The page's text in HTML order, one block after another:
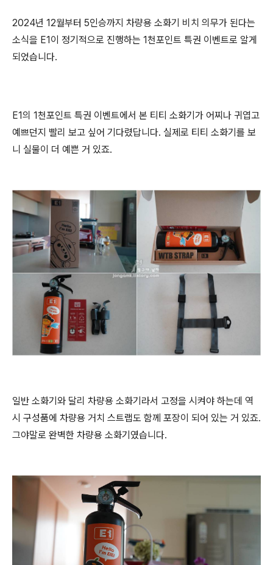
2024년 12월부터 5인승까지 차량용 소화기 비치 의무가 된다는
소식을 E1이 정기적으로 진행하는 1천포인트 특권 이벤트로 알게
되었습니다.
E1의 1천포인트 특권 이벤트에서 본 티티 소화기가 어찌나 귀엽고
예쁘던지 빨리 보고 싶어 기다렸답니다. 실제로 티티 소화기를 보
니 실물이 더 예쁜 거 있죠.
일반 소화기와 달리 차량용 소화기라서 고정을 시켜야 하는데 역
시 구성품에 차량용 거치 스트랩도 함께 포장이 되어 있는 거 있죠.
그야말로 완벽한 차량용 소화기였습니다.